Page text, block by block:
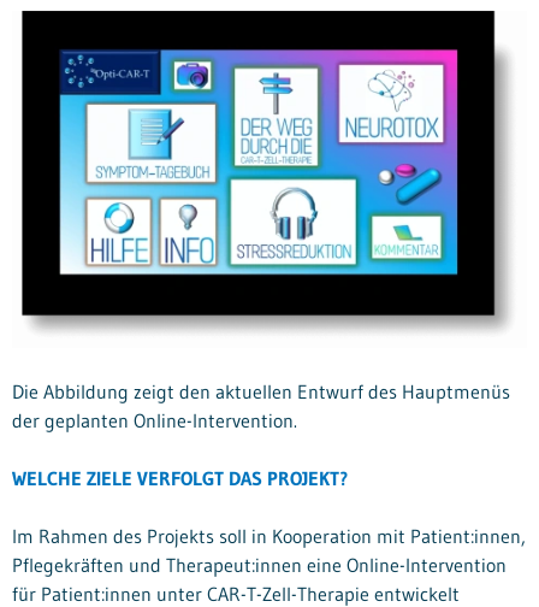
Die Abbildung zeigt den aktuellen Entwurf des Hauptmenüs
der geplanten Online-Intervention.
WELCHE ZIELE VERFOLGT DAS PROJEKT?
Im Rahmen des Projekts soll in Kooperation mit Patient:innen,
Pflegekräften und Therapeut:innen eine Online-Intervention
für Patient:innen unter CAR-T-Zell-Therapie entwickelt